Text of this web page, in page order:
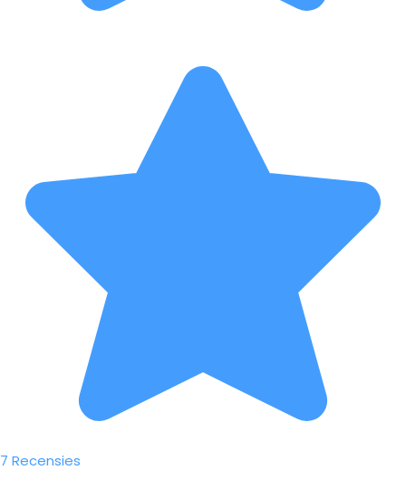
7 Recensies